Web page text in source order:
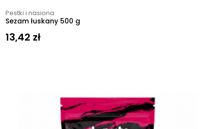
Pestki i nasiona
Sezam łuskany 500 g
13,42 zł